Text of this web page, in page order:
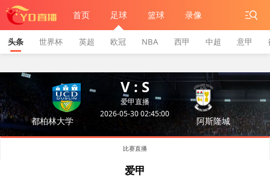
首页 足球 篮球 录像
头条 世界杯 英超 欧冠 NBA 西甲 中超 意甲
都柏林大学
V : S
爱甲直播
2026-05-30 02:45:00
阿斯隆城
比赛直播
爱甲